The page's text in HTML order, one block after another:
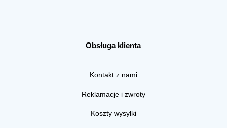
Obsługa klienta
Kontakt z nami
Reklamacje i zwroty
Koszty wysyłki